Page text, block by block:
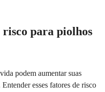
risco para piolhos
podem aumentar suas
esses fatores de risco